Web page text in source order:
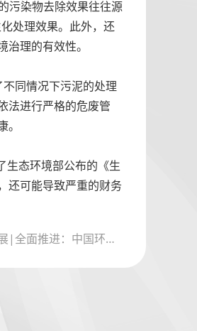
污染物去除效果往往源
处理效果。此外，还
理的有效性。
同情况下污泥的处理
法进行严格的危废管
生态环境部公布的《生
还可能导致严重的财务
下一篇: 中国环保展|全面推进：中国环保展揭示全国各地环保新政策与实施策略